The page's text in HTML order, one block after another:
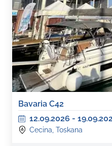
Bavaria C42
12.09.2026 -
Cecina, Toskana